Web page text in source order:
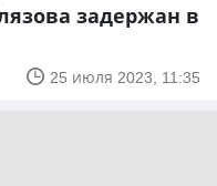
задержан в
25 июля 2023, 11:35